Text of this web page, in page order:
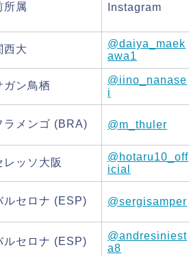
所属 Instagram
西大
@daiya_maek
awa1
ガン鳥栖
@iino_nanase
i
ラメンゴ (BRA) @m_thuler
レッソ大阪
@hotaru10_off
icial
ルセロナ (ESP) @sergisamper
ルセロナ (ESP)
@andresiniest
a8